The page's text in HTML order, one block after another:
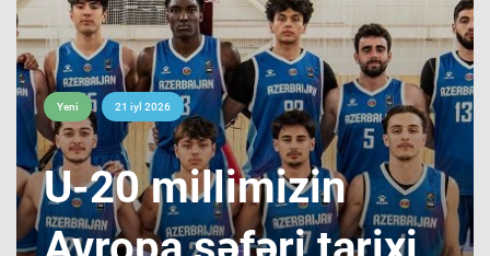
Yeni 21 iyl 2026
​U-20 millimizin